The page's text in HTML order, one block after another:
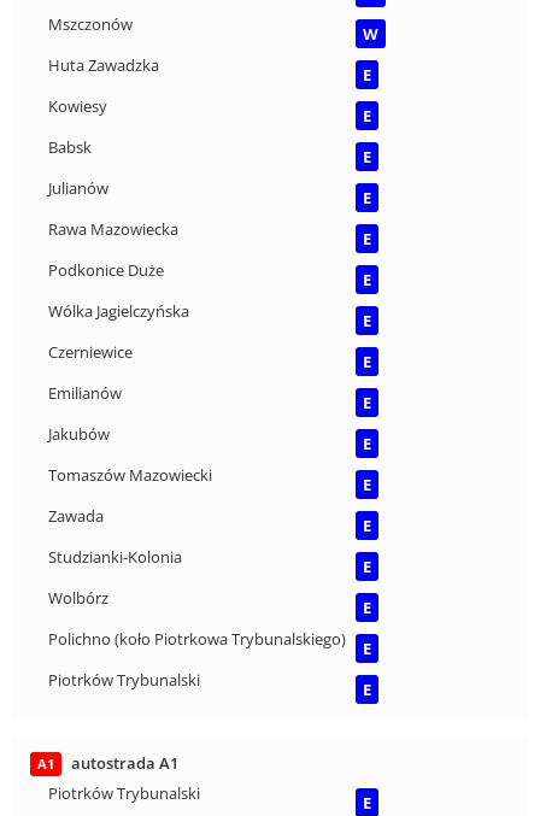
Mszczonów
W
Huta Zawadzka
E
Kowiesy
E
Babsk
E
Julianów
E
Rawa Mazowiecka
E
Podkonice Duże
E
Wólka Jagielczyńska
E
Czerniewice
E
Emilianów
E
Jakubów
E
Tomaszów Mazowiecki
E
Zawada
E
Studzianki-Kolonia
E
Wolbórz
E
Polichno (koło Piotrkowa Trybunalskiego)
E
Piotrków Trybunalski
E
A1
autostrada A1
Piotrków Trybunalski
E